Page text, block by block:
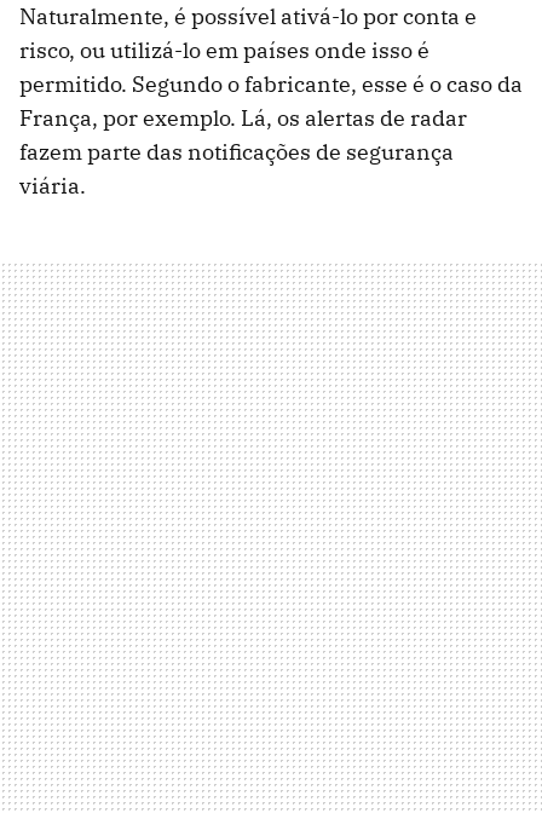
Naturalmente, é possível ativá-lo por conta e
risco, ou utilizá-lo em países onde isso é
permitido. Segundo o fabricante, esse é o caso da
França, por exemplo. Lá, os alertas de radar
fazem parte das notificações de segurança
viária.